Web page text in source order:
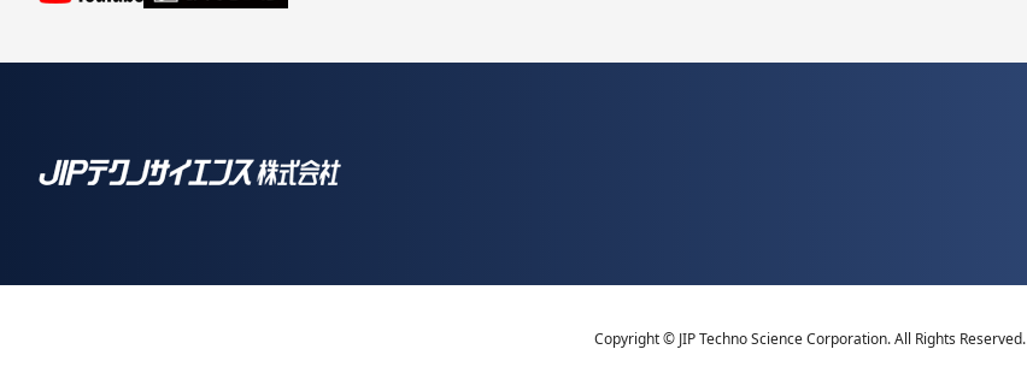
Copyright © JIP Techno Science Corporation. All Rights Reserved.